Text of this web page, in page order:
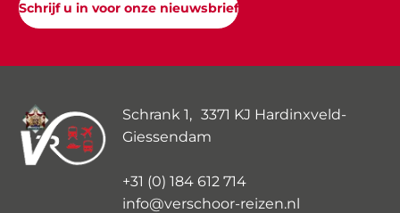
Schrijf u in voor onze nieuwsbrief
Schrank 1, 3371 KJ Hardinxveld-
Giessendam
+31 (0) 184 612 714
info@verschoor-reizen.nl